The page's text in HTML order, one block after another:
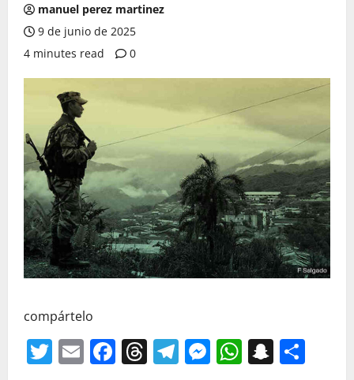
manuel perez martinez
9 de junio de 2025
4 minutes read
0
compártelo
Twitter
EmailFacebook
Threads
Telegram
Messenger